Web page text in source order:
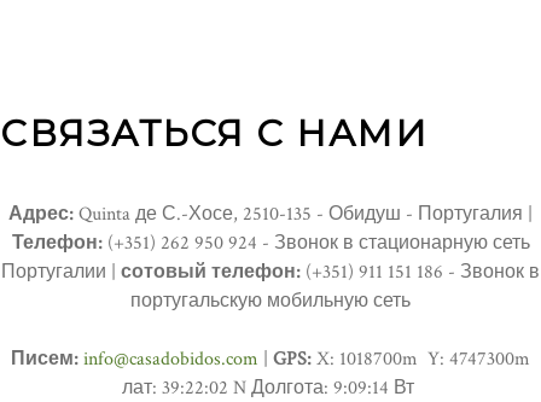
СВЯЗАТЬСЯ С НАМИ
Адрес:Quinta де С.-Хосе, 2510-135 - Обидуш - Португалия |
Телефон:(+351) 262 950 924 - Звонок в стационарную сеть
Португалии | сотовый телефон: (+351) 911 151 186 - Звонок в
португальскую мобильную сеть
Писем:info@casadobidos.com GPS:X: 1018700m Y: 4747300m
лат: 39:22:02 N Долгота: 9:09:14 Вт